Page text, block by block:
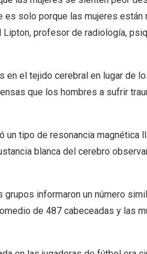
es solo porque las mujeres están
profesor de radiología,
en el tejido cerebral en lugar de
que los hombres a sufrir
tipo de resonancia magnética
blanca del cerebro
informaron un número
de 487 cabeceadas y las